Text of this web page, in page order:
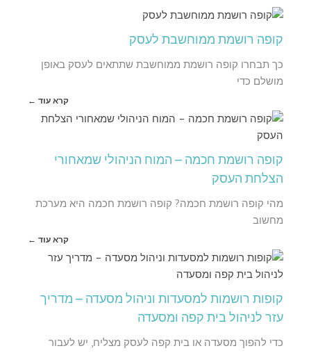
קופה רושמת ממוחשבת לעסק
כך תבחרו קופה רושמת ממוחשבת שתתאים לעסק באופן
מושלם כדי
קרא עוד ←
קופה רושמת חכמה – המוח הניהולי שמאחורי
הצלחת העסק
מהי קופה רושמת חכמה? קופה רושמת חכמה היא מערכת
מחשוב
קרא עוד ←
קופות רושמות למסעדות וניהול מסעדה – מדריך
עזר לניהול בית קפה ומסעדה
כדי להפוך מסעדה או בית קפה לעסק מצליח, יש לעבור